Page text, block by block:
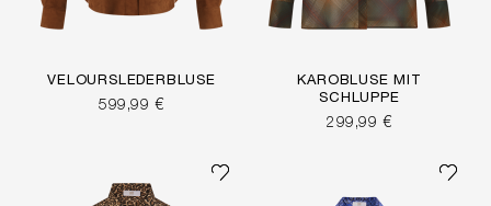
VELOURSLEDERBLUSE
599,99 €
KAROBLUSE MIT
SCHLUPPE
299,99 €